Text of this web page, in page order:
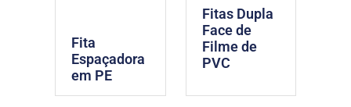
Fita
Espaçadora
em PE
Fitas Dupla
Face de
Filme de
PVC